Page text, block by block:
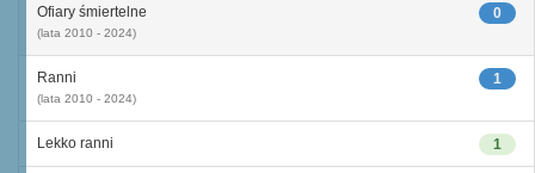
0
Ofiary śmiertelne
(lata 2010 - 2024)
1
Ranni
(lata 2010 - 2024)
1
Lekko ranni